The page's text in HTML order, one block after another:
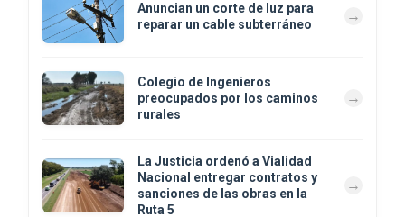
Anuncian un corte de luz para
reparar un cable subterráneo
Colegio de Ingenieros
preocupados por los caminos
rurales
La Justicia ordenó a Vialidad
Nacional entregar contratos y
sanciones de las obras en la
Ruta 5